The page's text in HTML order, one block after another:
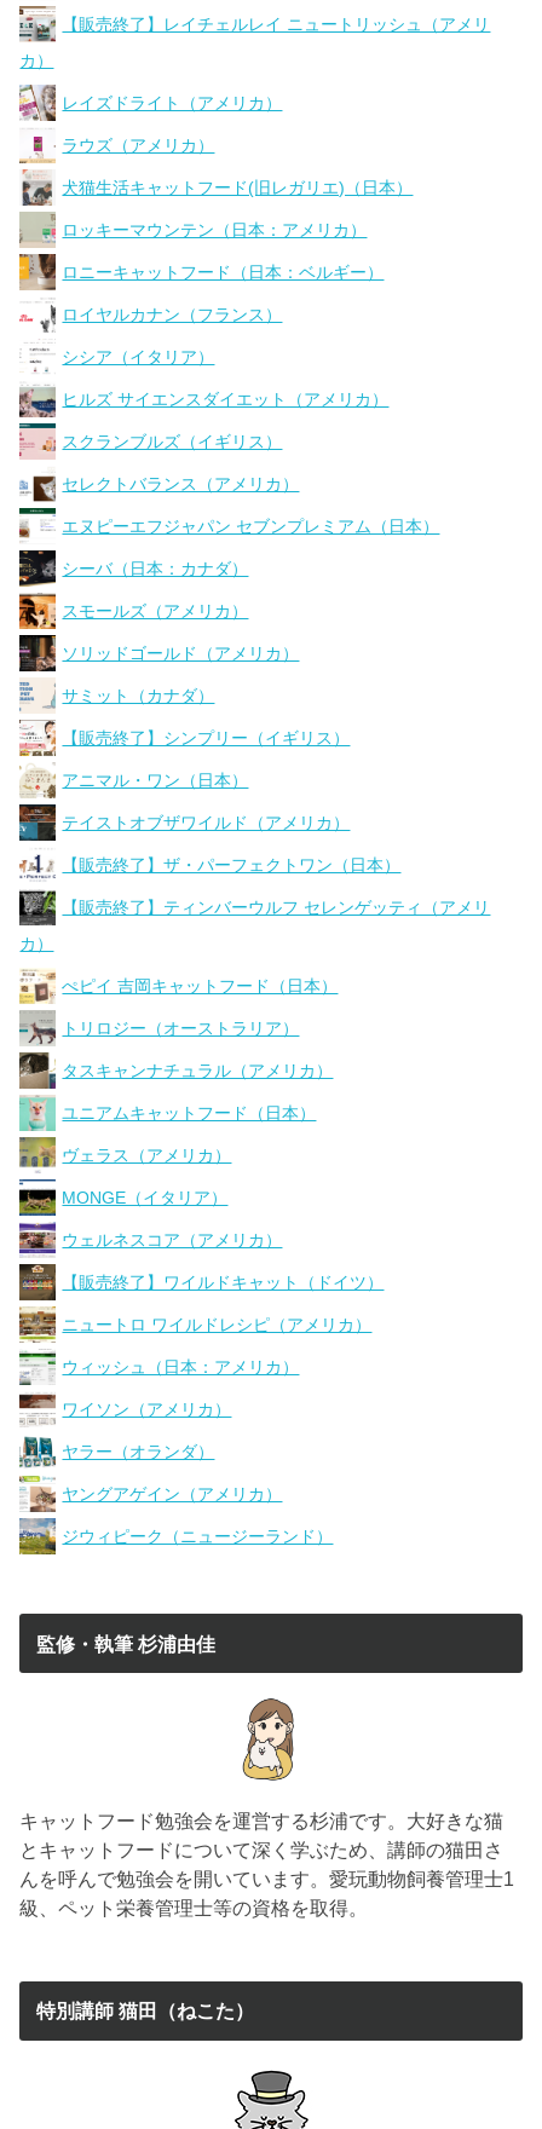
【販売終了】レイチェルレイ ニュートリッシュ（アメリ
カ）
レイズドライト（アメリカ）
ラウズ（アメリカ）
犬猫生活キャットフード(旧レガリエ)（日本）
ロッキーマウンテン（日本：アメリカ）
ロニーキャットフード（日本：ベルギー）
ロイヤルカナン（フランス）
シシア（イタリア）
ヒルズ サイエンスダイエット（アメリカ）
スクランブルズ（イギリス）
セレクトバランス（アメリカ）
エヌピーエフジャパン セブンプレミアム（日本）
シーバ（日本：カナダ）
スモールズ（アメリカ）
ソリッドゴールド（アメリカ）
サミット（カナダ）
【販売終了】シンプリー（イギリス）
アニマル・ワン（日本）
テイストオブザワイルド（アメリカ）
【販売終了】ザ・パーフェクトワン（日本）
【販売終了】ティンバーウルフ セレンゲッティ（アメリ
カ）
ぺピイ 吉岡キャットフード（日本）
トリロジー（オーストラリア）
タスキャンナチュラル（アメリカ）
ユニアムキャットフード（日本）
ヴェラス（アメリカ）
MONGE（イタリア）
ウェルネスコア（アメリカ）
【販売終了】ワイルドキャット（ドイツ）
ニュートロ ワイルドレシピ（アメリカ）
ウィッシュ（日本：アメリカ）
ワイソン（アメリカ）
ヤラー（オランダ）
ヤングアゲイン（アメリカ）
ジウィピーク（ニュージーランド）
監修・執筆 杉浦由佳
キャットフード勉強会を運営する杉浦です。大好きな猫
とキャットフードについて深く学ぶため、講師の猫田さ
んを呼んで勉強会を開いています。愛玩動物飼養管理士1
級、ペット栄養管理士等の資格を取得。
特別講師 猫田（ねこた）